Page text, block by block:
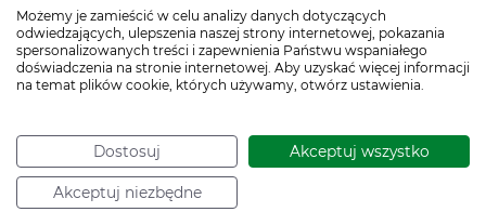
Możemy je zamieścić w celu analizy danych dotyczących
odwiedzających, ulepszenia naszej strony internetowej, pokazania
spersonalizowanych treści i zapewnienia Państwu wspaniałego
doświadczenia na stronie internetowej. Aby uzyskać więcej informacji
na temat plików cookie, których używamy, otwórz ustawienia.
Dostosuj Akceptuj wszystko
Akceptuj niezbędne
Kod EAN:8595165279856